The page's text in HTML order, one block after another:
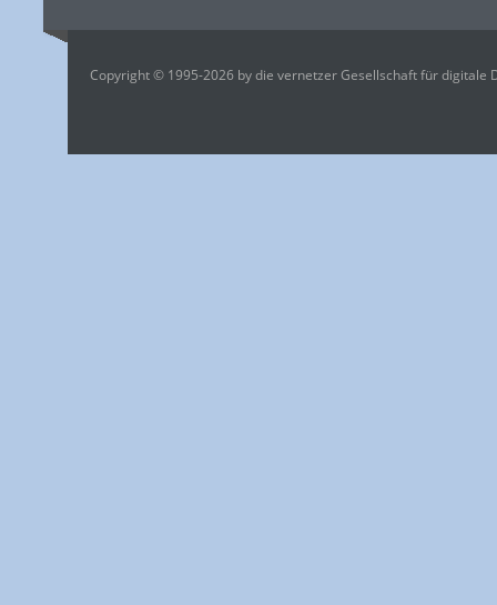
Copyright © 1995-2026 by die vernetzer Gesellschaft für digitale